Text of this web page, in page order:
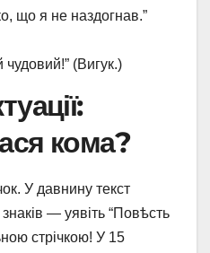
що я не наздогнав.”
(Вигук.)
кома?
У давнину текст
— уявіть “Повѣсть
стрічкою! У 15